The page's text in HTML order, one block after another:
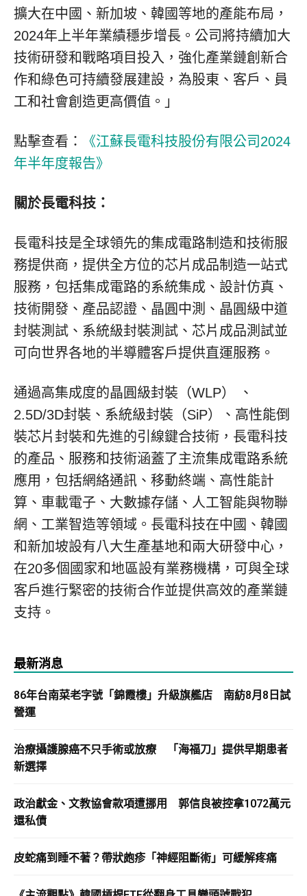
擴大在中國、新加坡、韓國等地的產能布局，
2024年上半年業績穩步增長。公司將持續加大
技術研發和戰略項目投入，強化產業鏈創新合
作和綠色可持續發展建設，為股東、客戶、員
工和社會創造更高價值。」
點擊查看：
《江蘇長電科技股份有限公司2024
年半年度報告》
關於長電科技：
長電科技是全球領先的集成電路制造和技術服
務提供商，提供全方位的芯片成品制造一站式
服務，包括集成電路的系統集成、設計仿真、
技術開發、產品認證、晶圓中測、晶圓級中道
封裝測試、系統級封裝測試、芯片成品測試並
可向世界各地的半導體客戶提供直運服務。
通過高集成度的晶圓級封裝（WLP） 、
2.5D/3D封裝、系統級封裝（SiP）、高性能倒
裝芯片封裝和先進的引線鍵合技術，長電科技
的產品、服務和技術涵蓋了主流集成電路系統
應用，包括網絡通訊、移動終端、高性能計
算、車載電子、大數據存儲、人工智能與物聯
網、工業智造等領域。長電科技在中國、韓國
和新加坡設有八大生產基地和兩大研發中心，
在20多個國家和地區設有業務機構，可與全球
客戶進行緊密的技術合作並提供高效的產業鏈
支持。
最新消息
86年台南菜老字號「錦霞樓」升級旗艦店 南紡8月8日試
營運
治療攝護腺癌不只手術或放療 「海福刀」提供早期患者
新選擇
政治獻金、文教協會款項遭挪用 郭信良被控拿1072萬元
還私債
皮蛇痛到睡不著？帶狀皰疹「神經阻斷術」可緩解疼痛